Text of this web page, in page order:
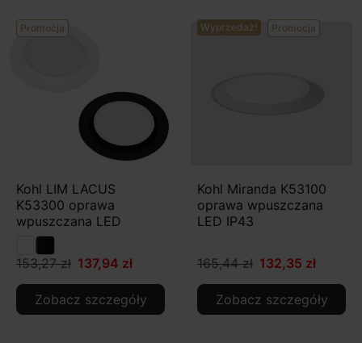
Promocja
Kohl LIM LACUS
K53300 oprawa
wpuszczana LED
153,27 zł 137,94 zł
Zobacz szczegóły
Wyprzedaż! Promocja
Kohl Miranda K53100
oprawa wpuszczana
LED IP43
165,44 zł 132,35 zł
Zobacz szczegóły